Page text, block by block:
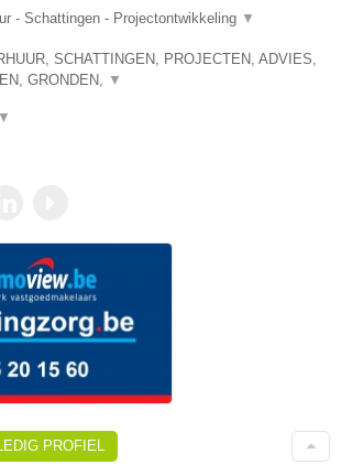
- Schattingen - Projectontwikkeling ▼
SCHATTINGEN, PROJECTEN, ADVIES,
GRONDEN,
▼
▼
PROFIEL